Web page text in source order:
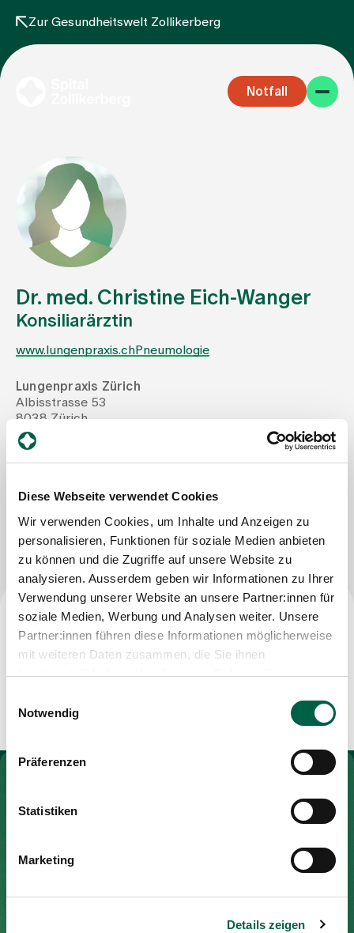
Diese Webseite verwendet Cookies
Wir verwenden Cookies, um Inhalte und Anzeigen zu
personalisieren, Funktionen für soziale Medien anbieten
zu können und die Zugriffe auf unsere Website zu
analysieren. Ausserdem geben wir Informationen zu Ihrer
Verwendung unserer Website an unsere Partner:innen für
soziale Medien, Werbung und Analysen weiter. Unsere
Partner:innen führen diese Informationen möglicherweise
mit weiteren Daten zusammen, die Sie ihnen
bereitgestellt haben oder die sie im Rahmen Ihrer
Notwendig
Präferenzen
Statistiken
Marketing
Details zeigen
Zur Gesundheitswelt Zollikerberg
Notfall
Fachbereiche
Aufenthalt
Team
Zuweisende
Events
Über uns
Aktuelles
Jobs & Karriere
Babygalerie
Medien
Dr. med. Christine Eich-Wanger
Konsiliarärztin
www.lungenpraxis.chPneumologie
Lungenpraxis Zürich
Albisstrasse 53
8038 Zürich
Tel
Nachricht schreiben
Facharzttitel
8125 Zollikerberg